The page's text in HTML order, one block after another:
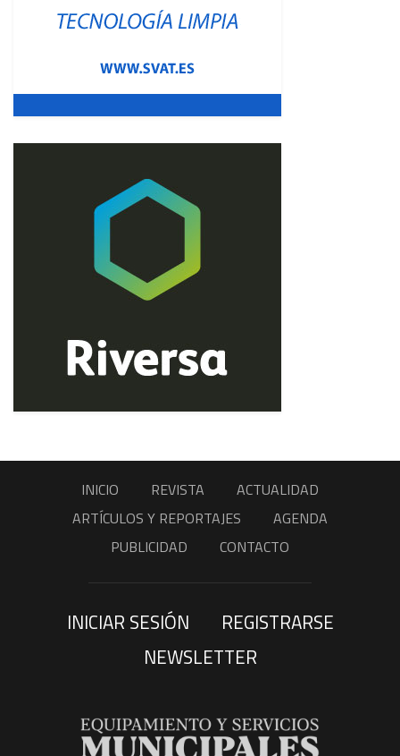
INICIO REVISTA
ACTUALIDAD
ARTÍCULOS Y REPORTAJES
AGENDA
PUBLICIDAD
CONTACTO
INICIAR SESIÓN
REGISTRARSE
NEWSLETTER